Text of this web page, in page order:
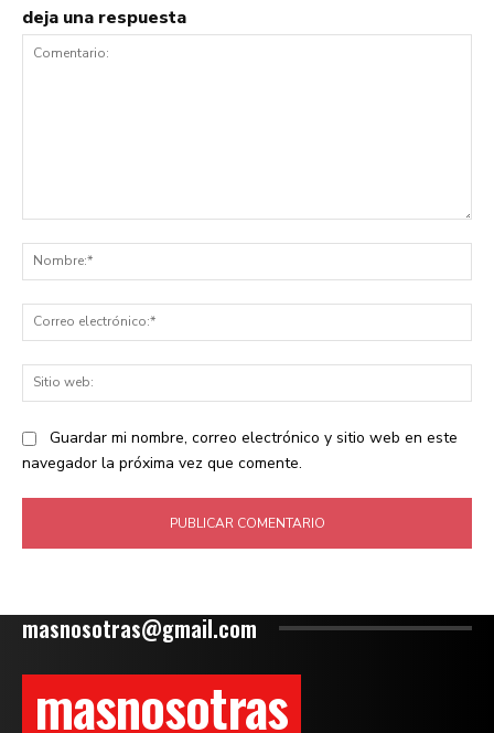
deja una respuesta
Guardar mi nombre, correo electrónico y sitio web en este
navegador la próxima vez que comente.
masnosotras@gmail.com
masnosotras